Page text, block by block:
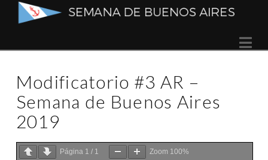
Semana
de
Buenos
Aires
Modificatorio #3 AR –
Semana de Buenos Aires
2019
Página 1 / 1 Zoom 100%